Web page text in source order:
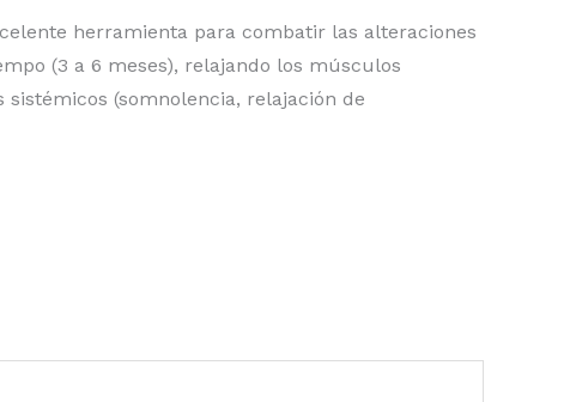
herramienta para combatir las alteraciones
(3 a 6 meses), relajando los músculos
(somnolencia, relajación de